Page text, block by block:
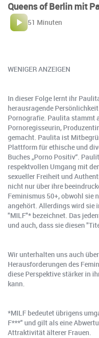
Queens of Berlin mit
51 Minuten
WENIGER ANZEIGEN
In dieser Folge lernt ihr
herausragende
Pornografie. Paulita stammt
Pornoregisseurin,
gemacht. Paulita ist
Plattform für ethische und
Buches „Porno Positiv“.
respektvollen Umgang mit
sexueller Freiheit und
nicht nur über ihre
Feminismus 50+, obwohl sie
angehört. Allerdings wird sie
"MILF"* bezeichnet. Das
und auch, dass sie diesen
Wir unterhalten uns auch
Herausforderungen des
diese Perspektive stärker in
kann.
*MILF bedeutet übrigens
F***" und gilt als eine
Attraktivität älterer Frauen.